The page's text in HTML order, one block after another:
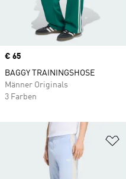
Price
€ 65
BAGGY TRAININGSHOSE
Männer Originals
3 Farben